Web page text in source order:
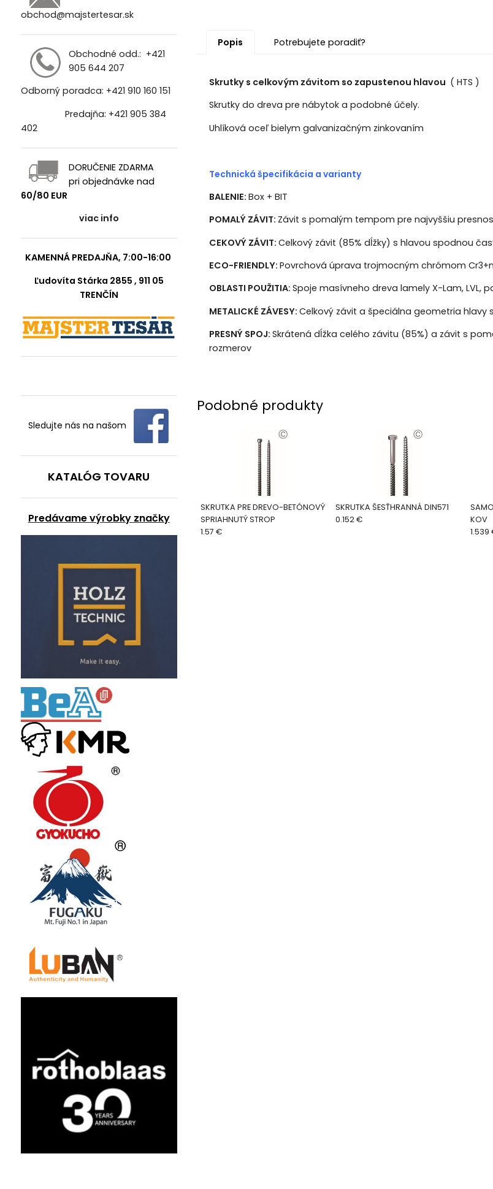
obchod@majstertesar.sk
Obchodné odd.: +421
905 644 207
Odborný poradca: +421 910 160 151
Predajňa: +421 905 384
402
DORUČENIE ZDARMA
pri objednávke nad
60/80 EUR
viac info
KAMENNÁ PREDAJŇA, 7:00-16:00
Ľudovíta Stárka 2855 , 911 05
TRENČÍN
Sledujte nás na našom
KATALÓG TOVARU
Predávame výrobky značky
Popis Potrebujete poradiť?
Skrutky s celkovým závitom so zapustenou hlavou ( HTS )
Skrutky do dreva pre nábytok a podobné účely.
Uhlíková oceľ bielym galvanizačným zinkovaním
Technická špecifikácia a varianty
BALENIE: Box + BIT
POMALÝ ZÁVIT: Závit s pomalým tempom pre najvyššiu
CEKOVÝ ZÁVIT: Celkový závit (85% dĺžky) s hlavou spodnou
ECO-FRIENDLY: Povrchová úprava trojmocným chrómom
OBLASTI POUŽITIA: Spoje masívneho dreva lamely X-Lam, LVL,
METALICKÉ ZÁVESY: Celkový závit a špeciálna geometria hlavy
PRESNÝ SPOJ: Skrátená dĺžka celého závitu (85%) a závit s
rozmerov
Podobné produkty
SKRUTKA PRE DREVO-BETÓNOVÝ
SPRIAHNUTÝ STROP
1.57 €
SKRUTKA ŠESŤHRANNÁ DIN571
0.152 €
KOV
1.539